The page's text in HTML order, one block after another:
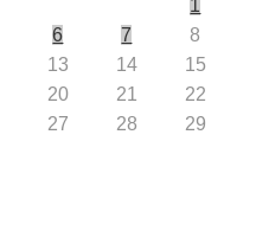
1
6 7
8
13 14
15
20 21
22
27 28
29